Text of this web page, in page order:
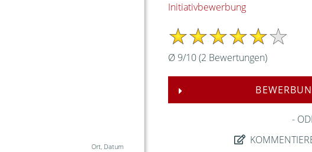
Initiativbewerbung
Ø 9/10(2 Bewertungen)
Ort, Datum